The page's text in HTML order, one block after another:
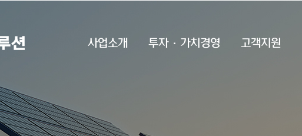
사업소개 투자·가치경영 고객지원